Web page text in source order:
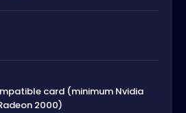
card (minimum Nvidia
2000)